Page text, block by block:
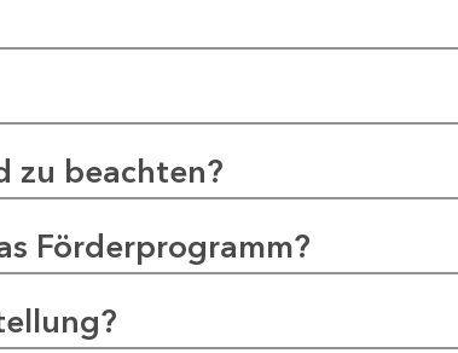
zu beachten?
Förderprogramm?